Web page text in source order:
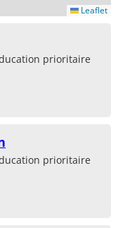
Leaflet
prioritaire
prioritaire